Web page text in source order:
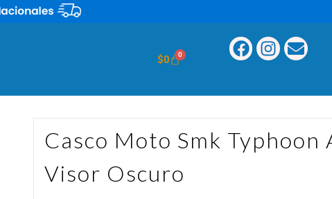
$0 0
Casco Moto Smk Typhoon
Visor Oscuro